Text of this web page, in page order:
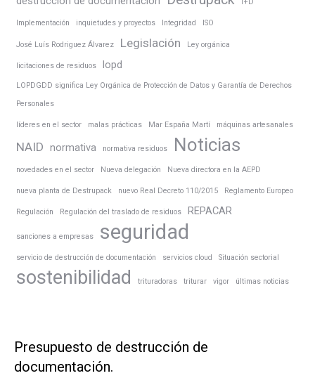
Implementación inquietudes y proyectos Integridad ISO
José Luís Rodriguez Álvarez Legislación Ley orgánica
licitaciones de residuos lopd
LOPDGDD significa Ley Orgánica de Protección de Datos y Garantía de Derechos
Personales
líderes en el sector malas prácticas Mar España Martí máquinas artesanales
NAID normativa normativa residuos Noticias
novedades en el sector Nueva delegación Nueva directora en la AEPD
nueva planta de Destrupack nuevo Real Decreto 110/2015 Reglamento Europeo
Regulación Regulación del traslado de residuos REPACAR
sanciones a empresas seguridad
servicio de destrucción de documentación servicios cloud Situación sectorial
sostenibilidad trituradoras triturar vigor últimas noticias
Presupuesto de destrucción de
documentación.